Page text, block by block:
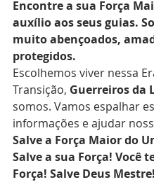
Encontre a sua Força
auxílio aos seus guias.
muito abençoados,
protegidos.
Escolhemos viver nessa
Transição, Guerreiros da
somos. Vamos espalhar
informações e ajudar
Salve a Força Maior do
Salve a sua Força! Você
Força! Salve Deus Mestre!